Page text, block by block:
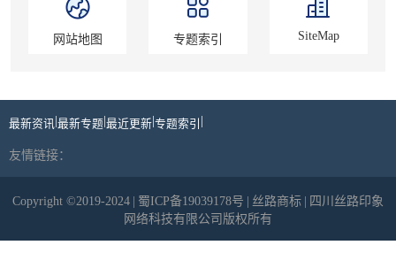
网站地图 专题索引 SiteMap
最新资讯 最新专题 最近更新 专题索引
友情链接：
Copyright ©2019-2024 蜀ICP备19039178号 丝路商标
四川丝路印象
网络科技有限公司版权所有